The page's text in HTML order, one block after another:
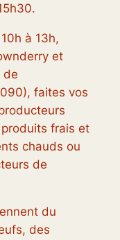
à 13h,
et
de
faites vos
frais et
chauds ou
de
du
des